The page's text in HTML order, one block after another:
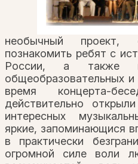
необычный проект,
познакомить ребят с
России, а также
общеобразовательных
время концерта-
действительно
интересных
яркие, запоминающися
в практически
огромной силе воли